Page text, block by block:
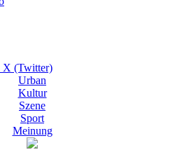
Urban
Kultur
Szene
Sport
Meinung